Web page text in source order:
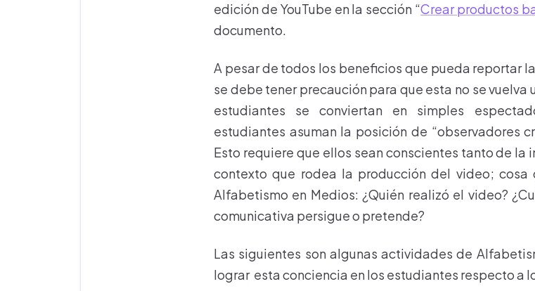
edición de YouTube en la sección “Crear productos
documento.
A pesar de todos los beneficios que pueda reportar
se debe tener precaución para que esta no se
estudiantes se conviertan en simples
estudiantes asuman la posición de “observadores
Esto requiere que ellos sean conscientes tanto de
contexto que rodea la producción del video;
Alfabetismo en Medios: ¿Quién realizó el video?
comunicativa persigue o pretende?
Las siguientes son algunas actividades de
lograr esta conciencia en los estudiantes respecto a